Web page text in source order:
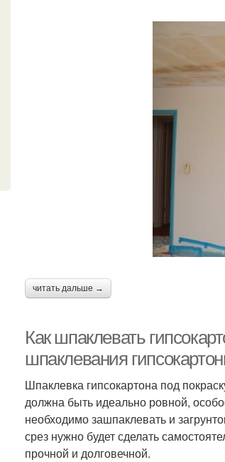
читать дальше →
Как шпаклевать
шпаклевания
Шпаклевка гипсокартона под
должна быть идеально ровной,
необходимо зашпаклевать и
срез нужно будет сделать
прочной и долговечной.